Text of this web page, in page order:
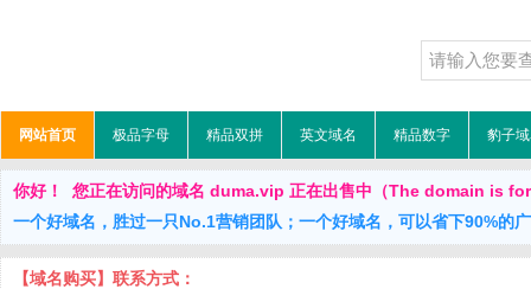
网站首页 极品字母 精品双拼 英文域名 精品数字 豹子
你好！ 您正在访问的域名 duma.vip 正在出售中（The domain is
一个好域名，胜过一只No.1营销团队；一个好域名，可以省下90%的
【域名购买】联系方式：